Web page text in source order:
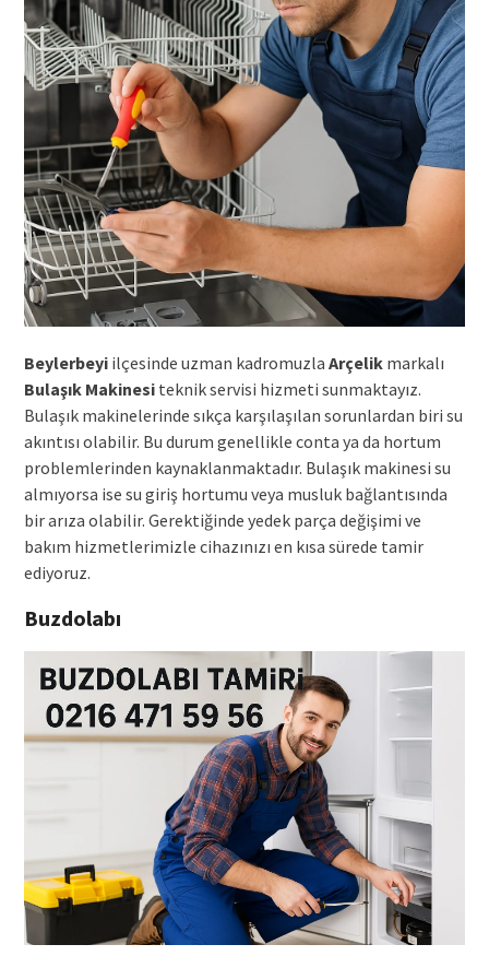
Beylerbeyiilçesinde uzman kadromuzla Arçelikmarkalı
Bulaşık Makinesiteknik servisi hizmeti sunmaktayız.
Bulaşık makinelerinde sıkça karşılaşılan sorunlardan biri su
akıntısı olabilir. Bu durum genellikle conta ya da hortum
problemlerinden kaynaklanmaktadır. Bulaşık makinesi su
almıyorsa ise su giriş hortumu veya musluk bağlantısında
bir arıza olabilir. Gerektiğinde yedek parça değişimi ve
bakım hizmetlerimizle cihazınızı en kısa sürede tamir
ediyoruz.
Buzdolabı